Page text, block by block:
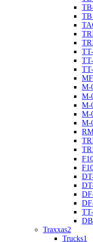
TB
M-
M-
M-
M-
M-
Traxxas2
Trucks1